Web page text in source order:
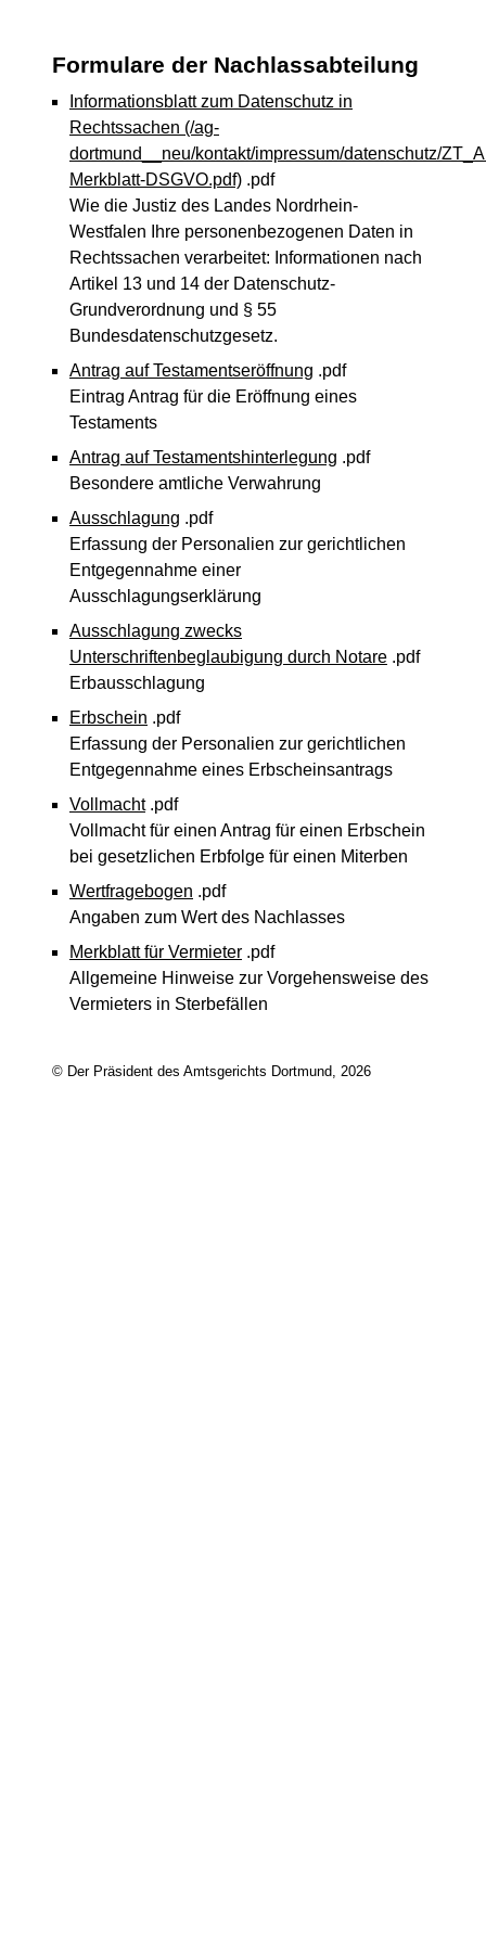
Formulare der Nachlassabteilung
Informationsblatt zum Datenschutz in
Rechtssachen (/ag-
dortmund__neu/kontakt/impressum/datenschutz/
Merkblatt-DSGVO.pdf) .pdf
Wie die Justiz des Landes Nordrhein-
Westfalen Ihre personenbezogenen Daten in
Rechtssachen verarbeitet: Informationen nach
Artikel 13 und 14 der Datenschutz-
Grundverordnung und § 55
Bundesdatenschutzgesetz.
Antrag auf Testamentseröffnung .pdf
Eintrag Antrag für die Eröffnung eines
Testaments
Antrag auf Testamentshinterlegung .pdf
Besondere amtliche Verwahrung
Ausschlagung .pdf
Erfassung der Personalien zur gerichtlichen
Entgegennahme einer
Ausschlagungserklärung
Ausschlagung zwecks
Unterschriftenbeglaubigung durch Notare .pdf
Erbausschlagung
Erbschein .pdf
Erfassung der Personalien zur gerichtlichen
Entgegennahme eines Erbscheinsantrags
Vollmacht .pdf
Vollmacht für einen Antrag für einen Erbschein
bei gesetzlichen Erbfolge für einen Miterben
Wertfragebogen .pdf
Angaben zum Wert des Nachlasses
Merkblatt für Vermieter .pdf
Allgemeine Hinweise zur Vorgehensweise des
Vermieters in Sterbefällen
© Der Präsident des Amtsgerichts Dortmund, 2026